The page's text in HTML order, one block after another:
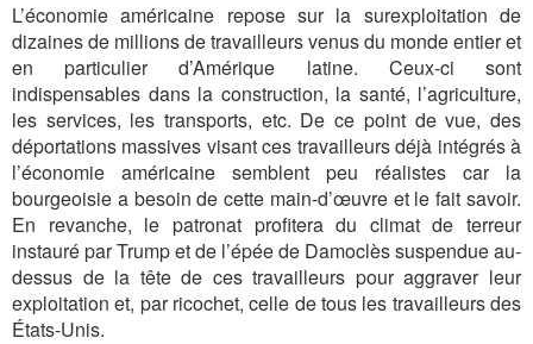
L’économie américaine repose sur la surexploitation de
dizaines de millions de travailleurs venus du monde entier et
en particulier d’Amérique latine. Ceux-ci sont
indispensables dans la construction, la santé, l’agriculture,
les services, les transports, etc. De ce point de vue, des
déportations massives visant ces travailleurs déjà intégrés à
l’économie américaine semblent peu réalistes car la
bourgeoisie a besoin de cette main-d’œuvre et le fait savoir.
En revanche, le patronat profitera du climat de terreur
instauré par Trump et de l’épée de Damoclès suspendue au-
dessus de la tête de ces travailleurs pour aggraver leur
exploitation et, par ricochet, celle de tous les travailleurs des
États-Unis.